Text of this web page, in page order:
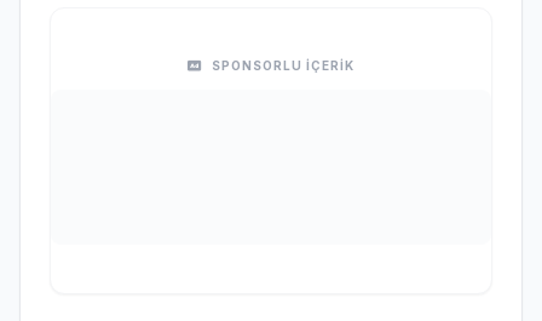
SPONSORLU İÇERİK